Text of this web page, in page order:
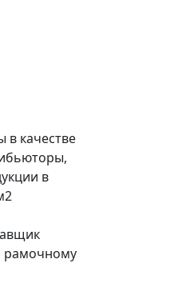
качестве
в
рамочному